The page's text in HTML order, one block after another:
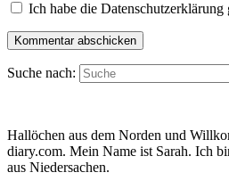
Ich habe die Datenschutzerklärung
Suche nach:
Hallöchen aus dem Norden und
diary.com. Mein Name ist Sarah. Ich
aus Niedersachen.